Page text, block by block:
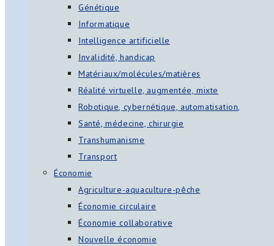
Génétique
Informatique
Intelligence artificielle
Invalidité, handicap
Matériaux/molécules/matières
Réalité virtuelle, augmentée, mixte
Robotique, cybernétique, automatisation,
Santé, médecine, chirurgie
Transhumanisme
Transport
Économie
Agriculture-aquaculture-pêche
Économie circulaire
Économie collaborative
Nouvelle économie